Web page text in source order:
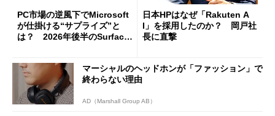
PC市場の逆風下でMicrosoft
が仕掛ける“サプライズ”と
は？ 2026年後半のSurface
日本HPはなぜ「Rakuten A
I」を採用したのか？ 岡戸社
長に直撃
マーシャルのヘッドホンが「ファッション」で
終わらない理由
AD（Marshall Group AB）